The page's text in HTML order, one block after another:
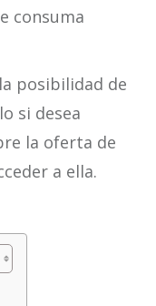
consuma
posibilidad de
si desea
la oferta de
a ella.